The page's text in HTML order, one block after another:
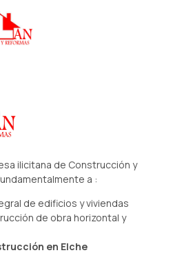
ilicitana de Construcción y
a :
de edificios y viviendas
de obra horizontal y
en Elche